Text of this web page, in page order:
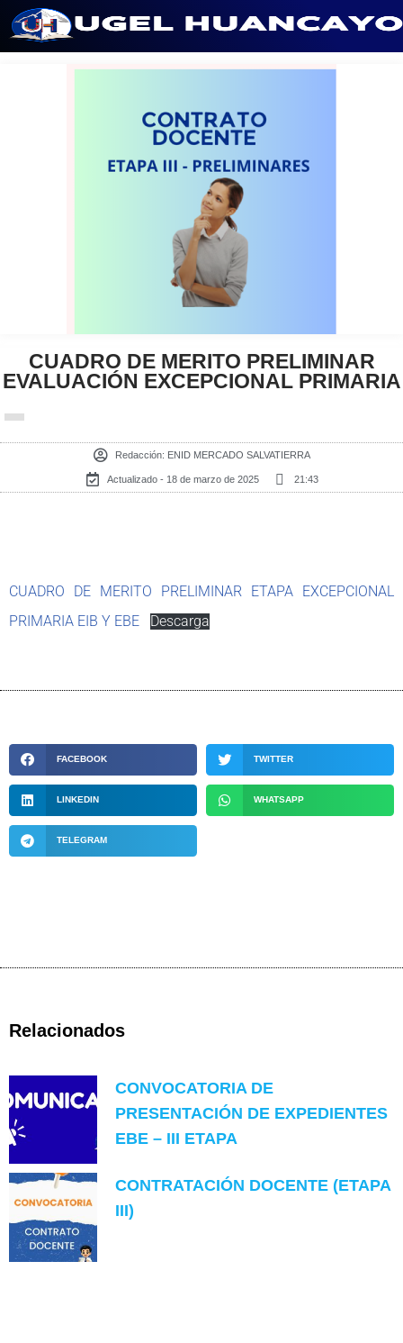
CUADRO DE MERITO PRELIMINAR
EVALUACIÓN EXCEPCIONAL PRIMARIA
Redacción: ENID MERCADO SALVATIERRA
Actualizado - 18 de marzo de 2025 21:43
CUADRO DE MERITO PRELIMINAR ETAPA EXCEPCIONAL
PRIMARIA EIB Y EBE
Descarga
FACEBOOK TWITTER
LINKEDIN WHATSAPP
TELEGRAM
Relacionados
CONVOCATORIA DE
PRESENTACIÓN DE EXPEDIENTES
EBE – III ETAPA
CONTRATACIÓN DOCENTE (ETAPA
III)